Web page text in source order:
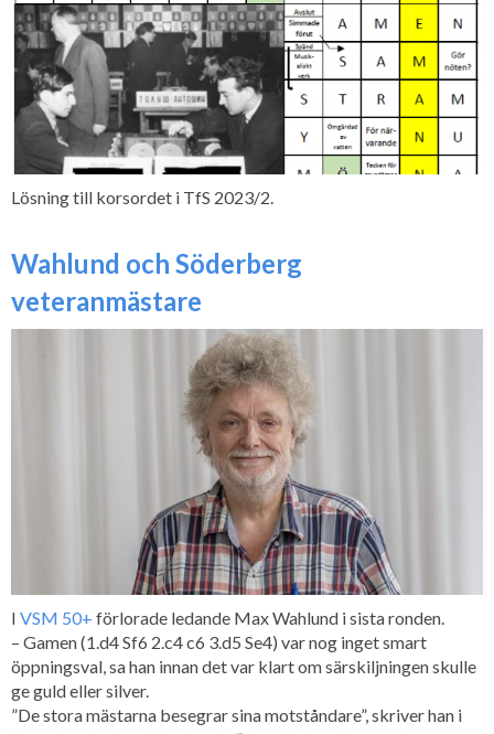
Lösning till korsordet i TfS 2023/2.
Wahlund och Söderberg
veteranmästare
I VSM 50+ förlorade ledande Max Wahlund i sista ronden.
– Gamen (1.d4 Sf6 2.c4 c6 3.d5 Se4) var nog inget smart
öppningsval, sa han innan det var klart om särskiljningen skulle
ge guld eller silver.
”De stora mästarna besegrar sina motståndare”, skriver han i